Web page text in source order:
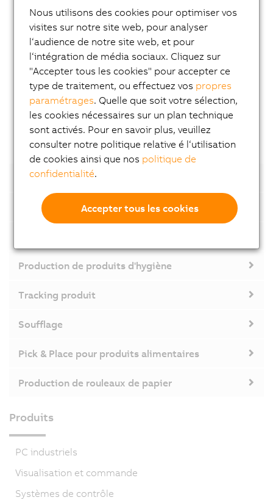
Données techniques :
temps d'éclairage de 13 µs,
quatre couleurs d'éclairage, possibilité de changer
de couleur pendant le fonctionnement de la machine
Avantage :détection fiable, même avec des couleurs
d'impression à faible contraste ; économies dûes à
la réduction du matériel et des rebuts
Comment :intégration complète de la caméra dans
le système de contrôle
Tracking produit
Machine d'étiquetage
Production de produits d'hygiène
Tracking produit
Soufflage
Pick & Place pour produits alimentaires
Production de rouleaux de papier
Produits
PC industriels
Visualisation et commande
Systèmes de contrôle
Nous utilisons des cookies pour optimiser vos
visites sur notre site web, pour analyser
l‘audience de notre site web, et pour
l‘intégration de média sociaux. Cliquez sur
"Accepter tous les cookies" pour accepter ce
type de traitement, ou effectuez vos propres
paramétrages. Quelle que soit votre sélection,
les cookies nécessaires sur un plan technique
sont activés. Pour en savoir plus, veuillez
consulter notre politique relative é l‘utilisation
de cookies ainsi que nos politique de
confidentialité.
Accepter tous les cookies